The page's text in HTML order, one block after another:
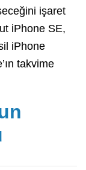
işaret
iPhone SE,
iPhone
takvime